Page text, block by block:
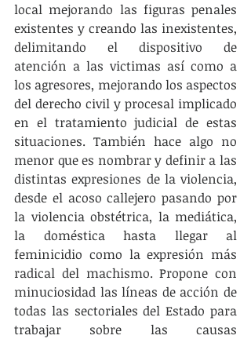
local mejorando las figuras penales
existentes y creando las inexistentes,
delimitando el dispositivo de
atención a las victimas así como a
los agresores, mejorando los aspectos
del derecho civil y procesal implicado
en el tratamiento judicial de estas
situaciones. También hace algo no
menor que es nombrar y definir a las
distintas expresiones de la violencia,
desde el acoso callejero pasando por
la violencia obstétrica, la mediática,
la doméstica hasta llegar al
feminicidio como la expresión más
radical del machismo. Propone con
minuciosidad las líneas de acción de
todas las sectoriales del Estado para
trabajar sobre las causas